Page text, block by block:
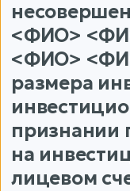
<ФИО>
<ФИО>
размера
признании
на
лицевом